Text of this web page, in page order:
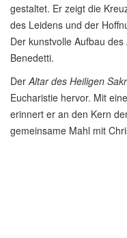
gestaltet. Er zeigt die
des Leidens und der
Der kunstvolle Aufbau
Benedetti.
Der Altar des Heiligen
Eucharistie hervor. Mit
erinnert er an den Kern
gemeinsame Mahl mit